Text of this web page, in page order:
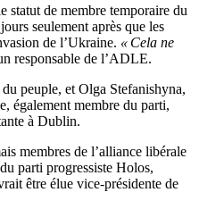
statut de membre temporaire du
seulement après que les
de l’Ukraine. « Cela ne
responsable de l’ADLE.
peuple, et Olga Stefanishyna,
également membre du parti,
à Dublin.
membres de l’alliance libérale
parti progressiste Holos,
être élue vice-présidente de